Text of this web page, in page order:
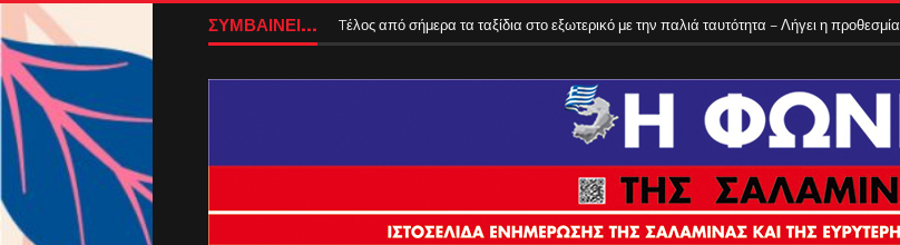
ΣΥΜΒΑΙΝΕΙ... Tέλος από σήμερα τα ταξίδια στο εξωτερικό με την παλιά ταυτότητα – Λήγει η προθεσμία